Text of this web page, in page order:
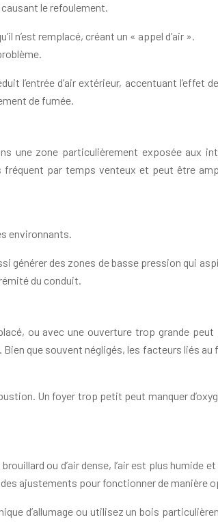
le refoulement.
n’est remplacé, créant un « appel d’air ».
l’entrée d’air extérieur, accentuant l’effet
de fumée.
une zone particulièrement exposée aux
par temps venteux et peut être
environnants.
générer des zones de basse pression qui
du conduit.
ou avec une ouverture trop grande
que souvent négligés, les facteurs liés au
Un foyer trop petit peut manquer
ou d’air dense, l’air est plus humide
ajustements pour fonctionner de manière
d’allumage ou utilisez un bois